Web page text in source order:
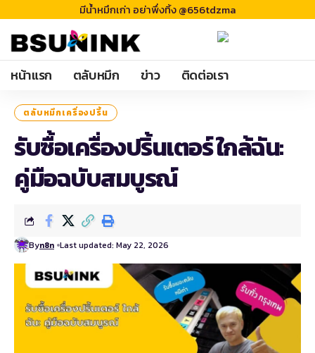
มีน้ำหมึกเก่า อย่าพึ่งทิ้ง @656tdzma
หน้าแรก ตลับหมึก ข่าว ติดต่อเรา
ตลับหมึกเครื่องปริ้น
รับซื้อเครื่องปริ้นเตอร์ ใกล้ฉัน:
คู่มือฉบับสมบูรณ์
Byn8n Last updated: May 22, 2026